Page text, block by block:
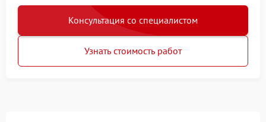
Консультация со специалистом
Узнать стоимость работ